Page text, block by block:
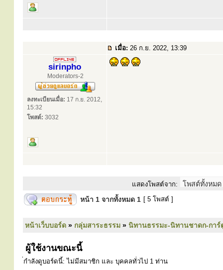
เมื่อ: 26 ก.ย. 2022, 13:39
sirinpho
Moderators-2
ลงทะเบียนเมื่อ: 17 ก.ย. 2012,
15:32
โพสต์: 3032
แสดงโพสต์จาก:
หน้า 1 จากทั้งหมด 1 [ 5 โพสต์ ]
หน้าเว็บบอร์ด » กลุ่มสาระธรรม » นิทานธรรมะ-นิทานชาดก-การ์
ผู้ใช้งานขณะนี้
่กำลังดูบอร์ดนี้: ไม่มีสมาชิก และ บุคคลทั่วไป 1 ท่าน